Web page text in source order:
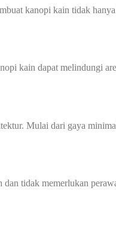
kanopi kain tidak
kain dapat melindungi
Mulai dari gaya
tidak memerlukan